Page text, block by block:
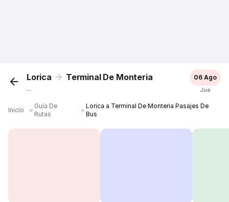
Lorica Terminal De Monteria
...
06 Ago
Jue
Inicio ＞
Guía De
Rutas
＞
Lorica a Terminal De Monteria Pasajes De
Bus